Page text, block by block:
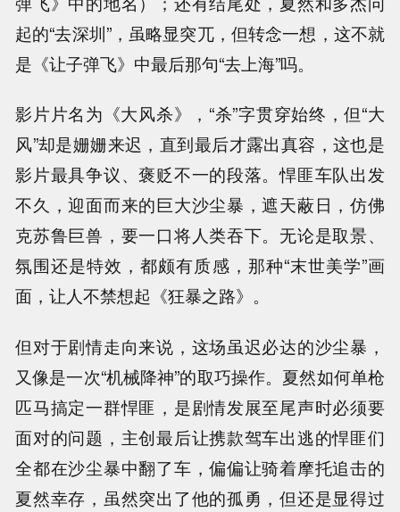
起的“去深圳”，虽略显突兀，但转念一想，这不就
是《让子弹飞》中最后那句“去上海”吗。
影片片名为《大风杀》，“杀”字贯穿始终，但“大
风”却是姗姗来迟，直到最后才露出真容，这也是
影片最具争议、褒贬不一的段落。悍匪车队出发
不久，迎面而来的巨大沙尘暴，遮天蔽日，仿佛
克苏鲁巨兽，要一口将人类吞下。无论是取景、
氛围还是特效，都颇有质感，那种“末世美学”画
面，让人不禁想起《狂暴之路》。
但对于剧情走向来说，这场虽迟必达的沙尘暴，
又像是一次“机械降神”的取巧操作。夏然如何单枪
匹马搞定一群悍匪，是剧情发展至尾声时必须要
面对的问题，主创最后让携款驾车出逃的悍匪们
全都在沙尘暴中翻了车，偏偏让骑着摩托追击的
夏然幸存，虽然突出了他的孤勇，但还是显得过